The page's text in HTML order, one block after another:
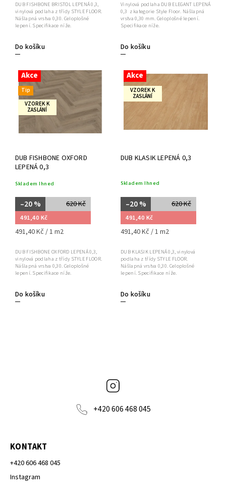
Do košíku
DUB FISHBONE BRISTOL LEPENÁ 0,3,
vinylová podlaha z třídy STYLE FLOOR.
Nášlapná vrstva 0,30. Celoplošné
lepení. Specifikace níže.
Do košíku
Vinylová podlaha DUB ELEGANT LEPENÁ
0,3 z kategorie Style Floor. Nášlapná
vrstva 0,30 mm. Celoplošné lepení.
Specifikace níže.
Akce
Tip
VZOREK K
ZASLÁNÍ
DUB FISHBONE OXFORD
LEPENÁ 0,3
Skladem Ihned
620 Kč
–20 %
491,40 Kč
491,40 Kč / 1 m2
Do košíku
DUB FISHBONE OXFORD LEPENÁ 0,3,
vinylová podlaha z třídy STYLE FLOOR.
Nášlapná vrstva 0,30. Celoplošné
lepení. Specifikace níže.
Akce
VZOREK K
ZASLÁNÍ
DUB KLASIK LEPENÁ 0,3
Skladem Ihned
620 Kč
–20 %
491,40 Kč
491,40 Kč / 1 m2
Do košíku
DUB KLASIK LEPENÁ 0,3, vinylová
podlaha z třídy STYLE FLOOR.
Nášlapná vrstva 0,30. Celoplošné
lepení. Specifikace níže.
+420 606 468 045
KONTAKT
+420 606 468 045
Instagram